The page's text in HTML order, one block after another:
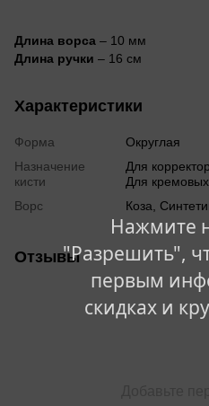
Нажмите
"Разрешить",
первым
скидках и
Длина ворса – 10 мм
Длина ручки – 16 см
Характеристики
Форма
Округлая
Назначение
кисти
Для
Для кремовых
Ворс
Коза,
Отзывы